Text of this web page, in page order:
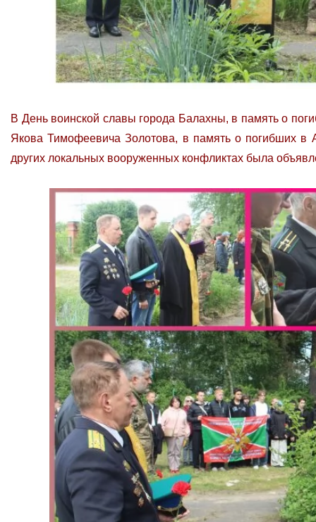
В День воинской славы города Балахны, в память о
Якова Тимофеевича Золотова, в память о погибших в
других локальных вооруженных конфликтах была